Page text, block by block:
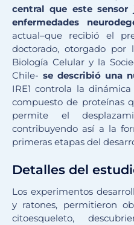
central que este
enfermedades
actual–que recibió el
doctorado, otorgado por
Biología Celular y la
Chile- se describió una
IRE1 controla la
compuesto de proteínas
permite el
contribuyendo así a la
primeras etapas del
Detalles del
Los experimentos
y ratones, permitieron
citoesqueleto,